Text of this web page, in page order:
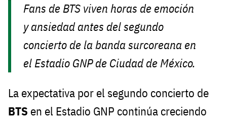
Fans de BTS viven horas de emoción
y ansiedad antes del segundo
concierto de la banda surcoreana en
el Estadio GNP de Ciudad de México.
La expectativa por el segundo concierto de
BTS en el Estadio GNP continúa creciendo